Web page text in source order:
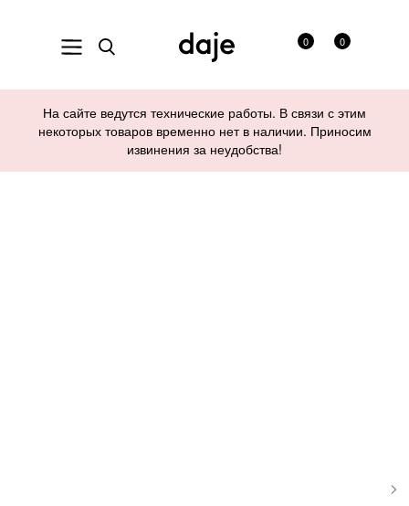
0
0
На сайте ведутся технические работы. В связи с этим
некоторых товаров временно нет в наличии. Приносим
извинения за неудобства!